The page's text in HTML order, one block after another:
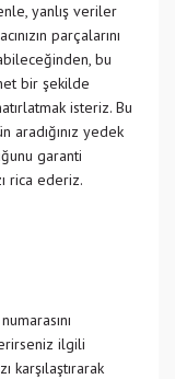
yanlış veriler
parçalarını
bu
net bir şekilde
isteriz. Bu
yedek
garanti
rica ederiz.
ilgili
karşılaştırarak